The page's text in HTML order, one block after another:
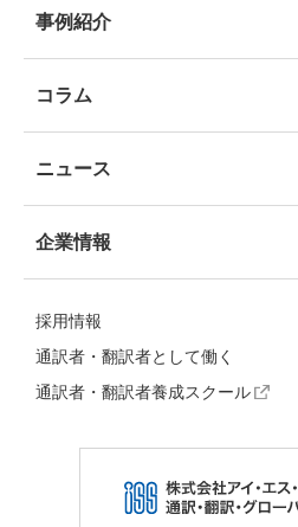
事例紹介
コラム
ニュース
企業情報
採用情報
通訳者・翻訳者として働く
通訳者・翻訳者養成スクール